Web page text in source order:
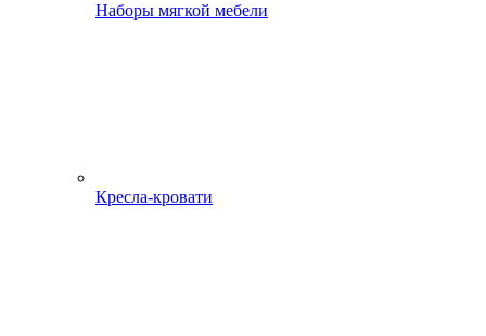
Наборы мягкой мебели
Кресла-кровати